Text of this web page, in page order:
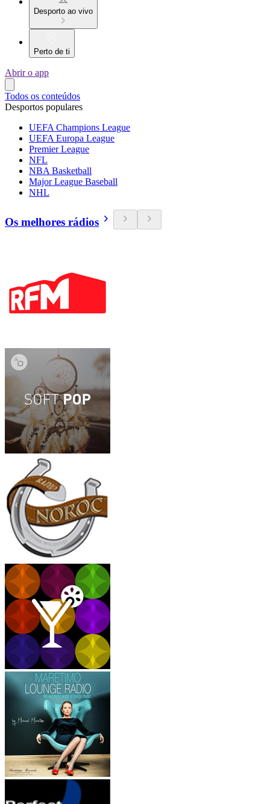
Desporto ao vivo
Perto de ti
Abrir o app
Todos os conteúdos
Desportos populares
UEFA Champions League
UEFA Europa League
Premier League
NFL
NBA Basketball
Major League Baseball
NHL
Os melhores rádios